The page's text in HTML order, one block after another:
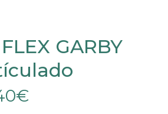
GARBY
€